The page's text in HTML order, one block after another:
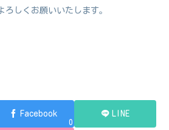
ろしくお願いいたします。
Facebook
0
LINE